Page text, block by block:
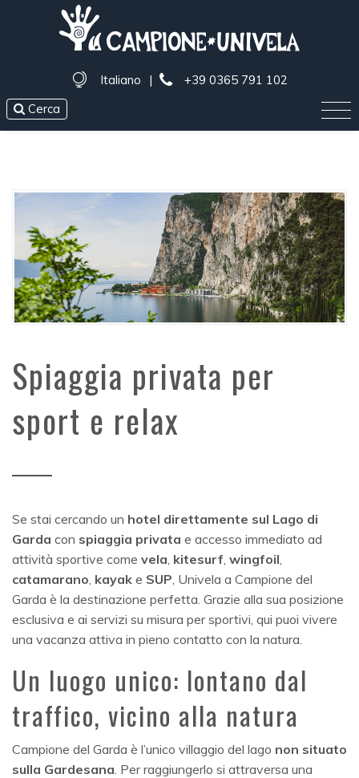
Italiano |
+39 0365 791 102
Cerca
Spiaggia privata per
sport e relax
Se stai cercando un hotel direttamente sul Lago di
Garda con spiaggia privata e accesso immediato ad
attività sportive come vela kitesurf wingfoil
catamarano kayak e SUP , Univela a Campione del
Garda è la destinazione perfetta. Grazie alla sua posizione
esclusiva e ai servizi su misura per sportivi, qui puoi vivere
una vacanza attiva in pieno contatto con la natura.
Un luogo unico: lontano dal
traffico, vicino alla natura
Campione del Garda è l’unico villaggio del lago non situato
sulla Gardesana . Per raggiungerlo si attraversa una